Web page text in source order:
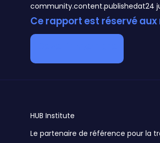
community.content.publishedat24
Ce rapport est réservé
HUB Institute
Le partenaire de référence pour la